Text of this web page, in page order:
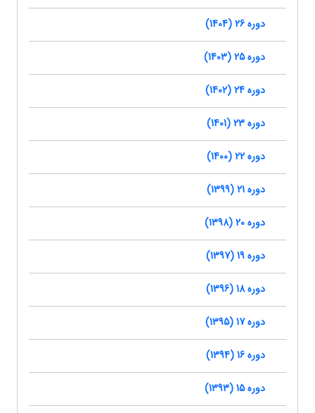
دوره 26 (1404)
دوره 25 (1403)
دوره 24 (1402)
دوره 23 (1401)
دوره 22 (1400)
دوره 21 (1399)
دوره 20 (1398)
دوره 19 (1397)
دوره 18 (1396)
دوره 17 (1395)
دوره 16 (1394)
دوره 15 (1393)